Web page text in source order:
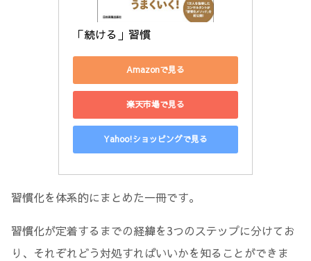
「続ける」習慣
Amazonで見る
楽天市場で見る
Yahoo!ショッピングで見る
習慣化を体系的にまとめた一冊です。
習慣化が定着するまでの経緯を3つのステップに分けてお
り、それぞれどう対処すればいいかを知ることができま